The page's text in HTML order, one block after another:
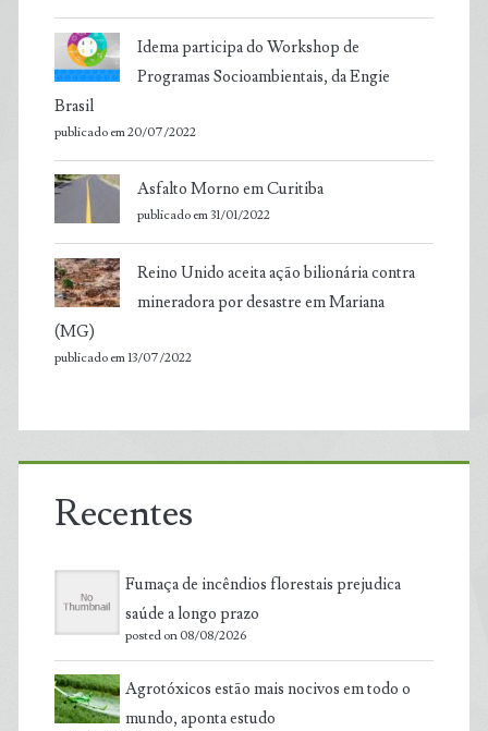
Idema participa do Workshop de
Programas Socioambientais, da Engie
Brasil
publicado em 20/07/2022
Asfalto Morno em Curitiba
publicado em 31/01/2022
Reino Unido aceita ação bilionária contra
mineradora por desastre em Mariana
(MG)
publicado em 13/07/2022
Recentes
Fumaça de incêndios florestais prejudica
saúde a longo prazo
posted on 08/08/2026
Agrotóxicos estão mais nocivos em todo o
mundo, aponta estudo